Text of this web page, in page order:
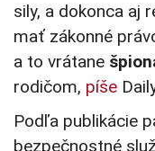
sily, a dokonca aj
mať zákonné
a to vrátane
rodičom, píše
Podľa publikácie
bezpečnostné